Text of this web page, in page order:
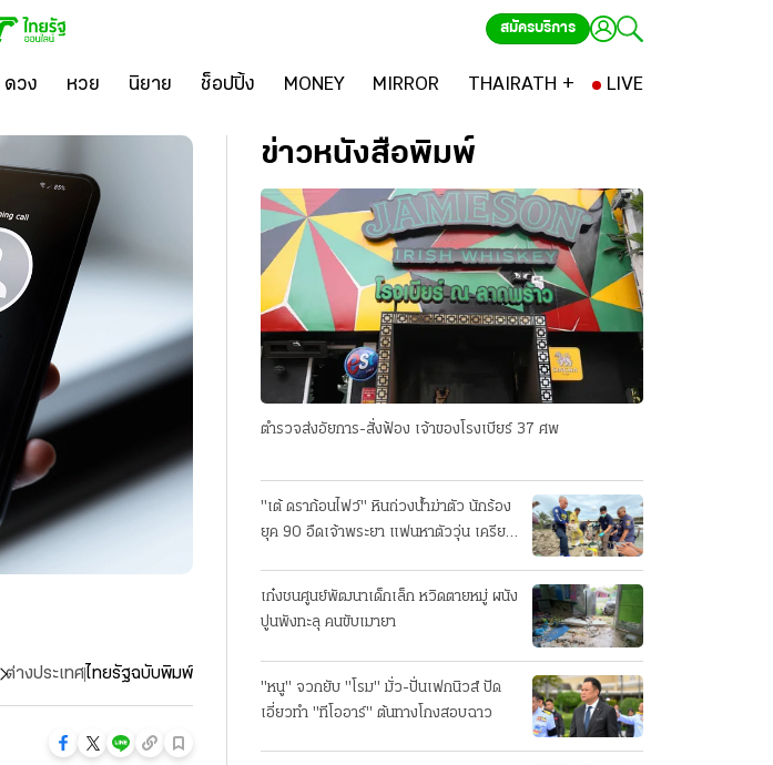
สมัครบริการ
ดวง หวย นิยาย ช็อปปิ้ง MONEY MIRROR THAIRATH + LIVE
ต่างประเทศไทยรัฐฉบับพิมพ์
ข่าวหนังสือพิมพ์
ตำรวจส่งอัยการ-สั่งฟ้อง เจ้าของโรงเบียร์ 37 ศพ
"เต้ ดราก้อนไฟว์" หินถ่วงน้ำฆ่าตัว นักร้อง
ยุค 90 อืดเจ้าพระยา แฟนหาตัววุ่น เครียด
เก๋งชนศูนย์พัฒนาเด็กเล็ก หวิดตายหมู่ ผนัง
ปูนพังทะลุ คนขับเมายา
"หนู" จวกยับ "โรม" มั่ว-ปั่นเฟกนิวส์ ปัด
เอี่ยวทํา "ทีโออาร์" ต้นทางโกงสอบฉาว